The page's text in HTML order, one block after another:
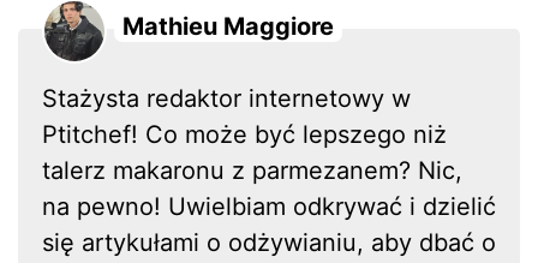
Mathieu Maggiore
Stażysta redaktor internetowy w
Ptitchef! Co może być lepszego niż
talerz makaronu z parmezanem? Nic,
na pewno! Uwielbiam odkrywać i dzielić
się artykułami o odżywianiu, aby dbać o